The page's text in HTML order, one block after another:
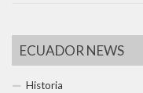
ECUADOR NEWS
Historia